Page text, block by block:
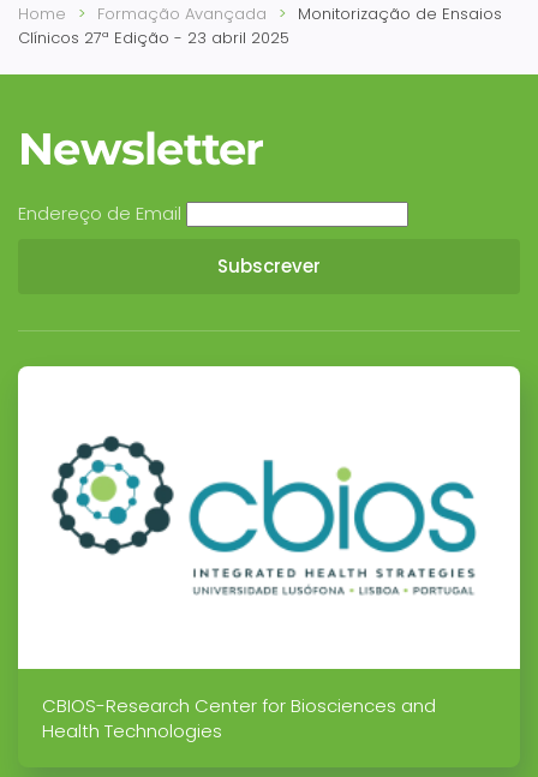
Home Formação Avançada
Monitorização de Ensaios
Clínicos 27ª Edição - 23 abril 2025
Newsletter
Endereço de Email
CBIOS-Research Center for Biosciences and
Health Technologies